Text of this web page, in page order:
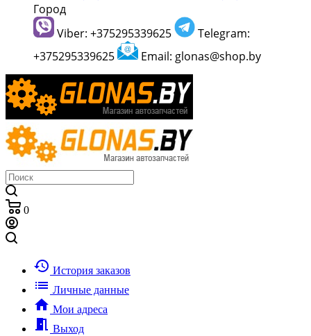
Город
Viber: +375295339625
Telegram:
+375295339625
Email: glonas@shop.by
0
history История заказов
list Личные данные
home Мои адреса
meeting_room Выход